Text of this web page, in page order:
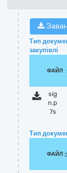
Тип
закупівлі
ФАЙЛ
sig
n.p
7s
Тип
ФАЙЛ